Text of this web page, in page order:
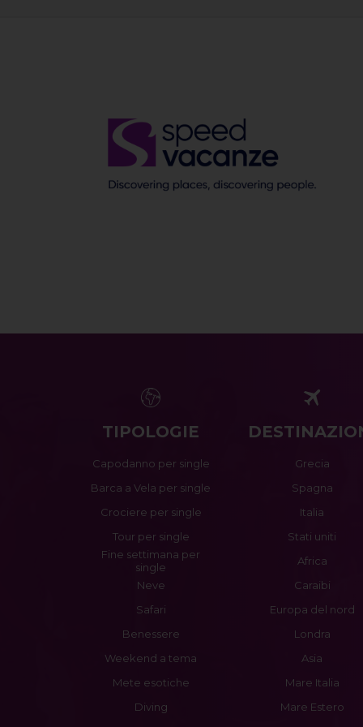
TIPOLOGIE
Capodanno per single
Barca a Vela per single
Crociere per single
Tour per single
Fine settimana per
single
Neve
Safari
Benessere
Weekend a tema
Mete esotiche
Diving
Grecia
Spagna
Italia
Stati uniti
Africa
Caraibi
Europa del nord
Londra
Asia
Mare Italia
Mare Estero